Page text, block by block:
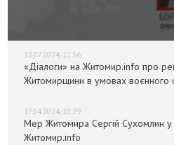
12.07.2024, 12:36
«Діалоги» на Житомир.info про
Житомирщини в умовах воєнного
17.04.2024, 10:29
Мер Житомира Сергій Сухомлин у
Житомир.info